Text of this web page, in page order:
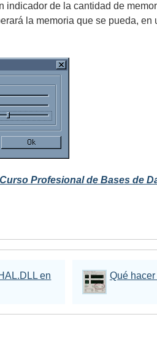
de la cantidad de
la memoria que se pueda, en
Curso Profesional de Bases de
en
Qué